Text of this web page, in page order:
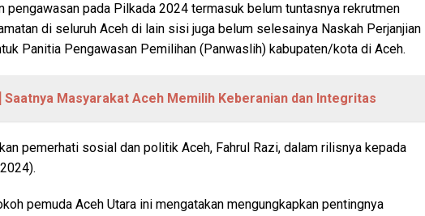
pengawasan pada Pilkada 2024 termasuk belum tuntasnya rekrutmen
di seluruh Aceh di lain sisi juga belum selesainya Naskah Perjanjian
Panitia Pengawasan Pemilihan (Panwaslih) kabupaten/kota di Aceh.
Saatnya Masyarakat Aceh Memilih Keberanian dan Integritas
pemerhati sosial dan politik Aceh, Fahrul Razi, dalam rilisnya kepada
pemuda Aceh Utara ini mengatakan mengungkapkan pentingnya